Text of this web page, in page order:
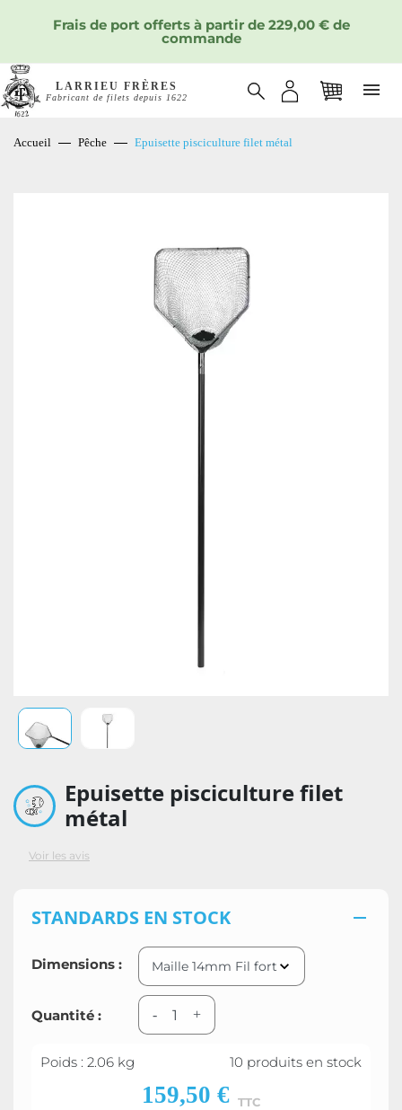
Frais de port offerts à partir de 229,00 € de
commande
LARRIEU FRÈRES
Fabricant de filets depuis 1622
Accueil Pêche Epuisette pisciculture filet métal
Epuisette pisciculture filet
métal
Voir les avis
STANDARDS EN STOCK 
Dimensions :
Quantité : - +
Poids : 2.06 kg 10 produits en stock
159,50 € TTC